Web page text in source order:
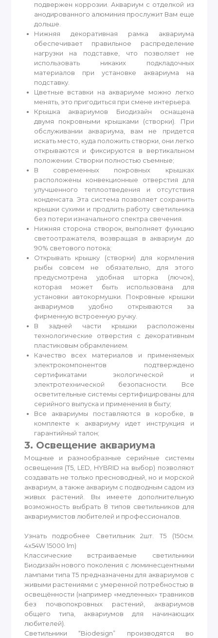
подвержен коррозии. Аквариум с отделкой из
анодированного алюминия прослужит Вам еще
дольше.
Нижняя декоративная рамка аквариума
обеспечивает правильное распределение
нагрузки на подставке, что позволяет не
использовать никаких подкладочных
материалов при установке аквариума на
подставку.
Цветные вставки на аквариуме можно легко
менять, это пригодиться при смене интерьера.
Крышка аквариумов Биодизайн оснащена
двумя покровными крышками (створки). При
обслуживании аквариума, вам не придется
искать место, куда положить створки, они легко
открываются и фиксируются в вертикальном
положении. Створки полностью съемные;
В современных покровных крышках
расположены конвекционные отверстия для
улучшенного теплоотведения и отсутствия
конденсата. Эта система позволяет сохранить
крышки сухими и продлить работу светильника
без потери изначального спектра свечения.
Нижняя сторона створок, выполняет функцию
светоотражателя, возвращая в аквариум до
90% светового потока;
Открывать крышку (створки) для кормления
рыбы совсем не обязательно, для этого
предусмотрена удобная шторка (лючок),
которая может быть использована для
установки автокормушки. Покровные крышки
аквариумов удобно открываются за
фирменную встроенную ручку.
В задней части крышки расположены
технологические отверстия с декоративным
пластиковым обрамлением.
Качество всех материалов и применяемых
электрокомпонентов подтверждено
сертификатами экологической и
электротехнической безопасности. Все
осветительные системы сертифицированы для
серийного выпуска и применения в быту;
Все аквариумы поставляются в коробке, в
комплекте к аквариуму идет инструкция и
гарантийный талон;
3. Освещение аквариума
Мощные и разнообразные серийные системы
освещения (T5, LED, HYBRID на выбор) позволяют
создавать не только пресноводный, но и морской
аквариум, а также аквариум с подводным садом из
живых растений. Вы имеете дополнительную
возможность выбрать 8 типов светильников для
аквариумистов любителей и профессионалов.
Узнать подробнее Светильник 2шт. T5 (150см.
4x54W 15000 lm)
Классические встраиваемые светильники
Биодизайн нового поколения с люминесцентными
лампами типа T5 предназначены для аквариумов с
живыми растениями с умеренной потребностью в
освещённости (например «медленных» травников
без почвопокровных растений, аквариумов
общего типа, аквариумов для начинающих
любителей).
Светильники “Biodesign” производятся во